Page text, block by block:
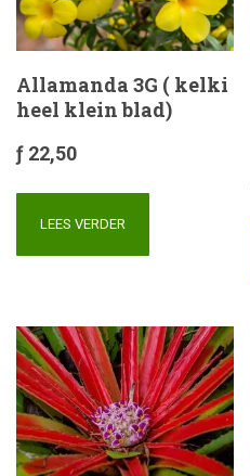
Allamanda 3G ( kelki
heel klein blad)
ƒ 22,50
LEES VERDER